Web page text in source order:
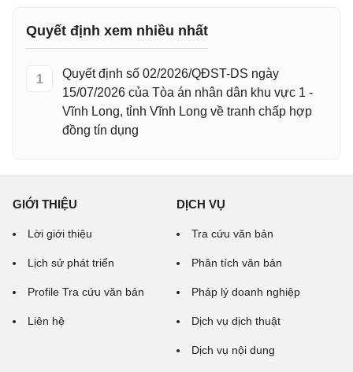
Quyết định xem nhiều nhất
1
Quyết định số 02/2026/QĐST-DS ngày
15/07/2026 của Tòa án nhân dân khu vực 1 -
Vĩnh Long, tỉnh Vĩnh Long về tranh chấp hợp
đồng tín dụng
GIỚI THIỆU
Lời giới thiệu
Lịch sử phát triển
Profile Tra cứu văn bản
Liên hệ
DỊCH VỤ
Tra cứu văn bản
Phân tích văn bản
Pháp lý doanh nghiệp
Dịch vụ dịch thuật
Dịch vụ nội dung